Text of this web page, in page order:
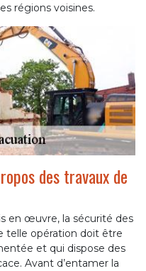
régions voisines.
des travaux de
en œuvre, la sécurité des
telle opération doit être
et qui dispose des
Avant d’entamer la